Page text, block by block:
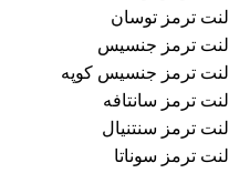
لنت ترمز توسان
لنت ترمز جنسیس
لنت ترمز جنسیس کوپه
لنت ترمز سانتافه
لنت ترمز سنتنیال
لنت ترمز سوناتا